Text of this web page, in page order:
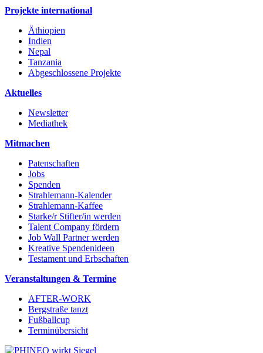
Projekte international
Äthiopien
Indien
Nepal
Tanzania
Abgeschlossene Projekte
Aktuelles
Newsletter
Mediathek
Mitmachen
Patenschaften
Jobs
Spenden
Strahlemann-Kalender
Strahlemann-Kaffee
Starke/r Stifter/in werden
Talent Company fördern
Job Wall Partner werden
Kreative Spendenideen
Testament und Erbschaften
Veranstaltungen & Termine
AFTER-WORK
Bergstraße tanzt
Fußballcup
Terminübersicht